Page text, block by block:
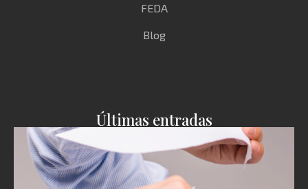
FEDA
Blog
Últimas entradas